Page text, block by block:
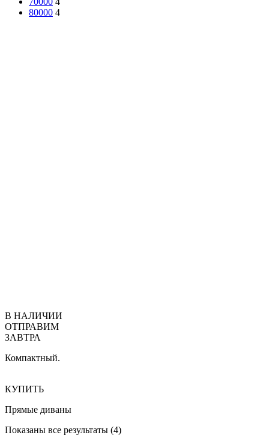
80000 4
В НАЛИЧИИ
ОТПРАВИМ
ЗАВТРА
Компактный.
КУПИТЬ
Прямые диваны
Показаны все результаты (4)Сортировка: